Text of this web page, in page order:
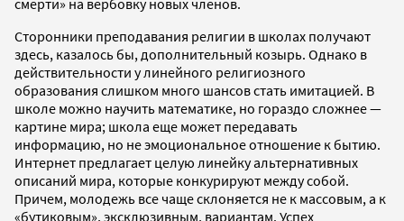
Сторонники преподавания религии в школах получают
здесь, казалось бы, дополнительный козырь. Однако в
действительности у линейного религиозного
образования слишком много шансов стать имитацией. В
школе можно научить математике, но гораздо сложнее —
картине мира; школа еще может передавать
информацию, но не эмоциональное отношение к бытию.
Интернет предлагает целую линейку альтернативных
описаний мира, которые конкурируют между собой.
Причем, молодежь все чаще склоняется не к массовым, а к
«бутиковым», эксклюзивным, вариантам. Успех